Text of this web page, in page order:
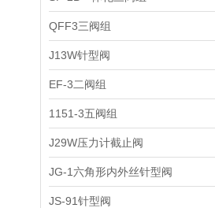
QFF3三阀组
J13W针型阀
EF-3二阀组
1151-3五阀组
J29W压力计截止阀
JG-1六角形内外丝针型阀
JS-91针型阀